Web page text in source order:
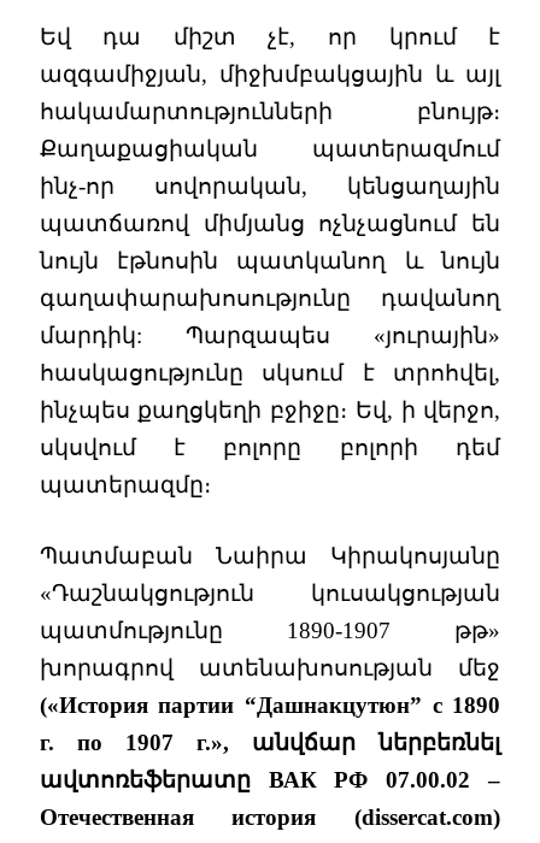
Եվ դա միշտ չէ, որ կրում է
ազգամիջյան, միջխմբակցային և այլ
հակամարտությունների բնույթ։
Քաղաքացիական պատերազմում
ինչ-որ սովորական, կենցաղային
պատճառով միմյանց ոչնչացնում են
նույն էթնոսին պատկանող և նույն
գաղափարախոսությունը դավանող
մարդիկ: Պարզապես «յուրային»
հասկացությունը սկսում է տրոհվել,
ինչպես քաղցկեղի բջիջը։ Եվ, ի վերջո,
սկսվում է բոլորը բոլորի դեմ
պատերազմը։
Պատմաբան Նաիրա Կիրակոսյանը
«Դաշնակցություն կուսակցության
պատմությունը 1890-1907 թթ»
խորագրով ատենախոսության մեջ
(«История партии “Дашнакцутюн” с 1890
г. по 1907 г.», անվճար ներբեռնել
ավտոռեֆերատը ВАК РФ 07.00.02 –
Отечественная история (dissercat.com)